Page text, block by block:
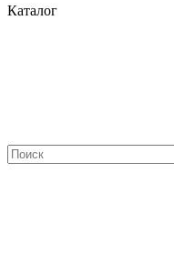
Каталог